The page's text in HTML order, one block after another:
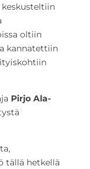
keskusteltiin
oltiin
kannatettiin
Pirjo Ala-
tällä hetkellä